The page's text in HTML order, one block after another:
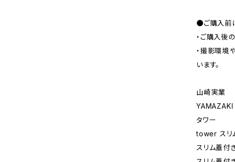
●ご購入前
・ご購入後
・撮影環境
います。
山崎実業
YAMAZAKI
タワー
tower スリ
スリム蓋付